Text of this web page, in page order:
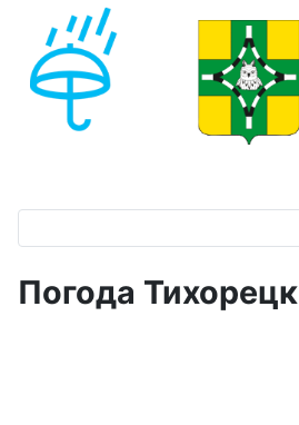
Погода Тихорецк